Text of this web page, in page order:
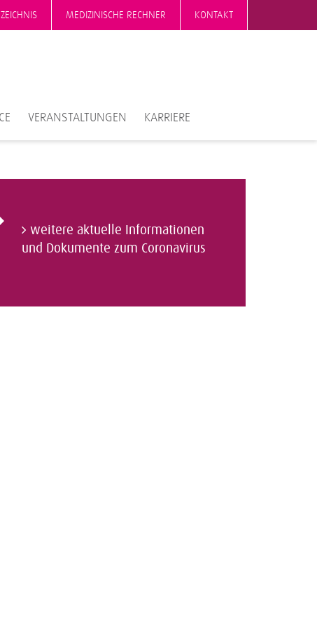
MEDIZINISCHE RECHNER KONTAKT
VERANSTALTUNGEN KARRIERE
weitere aktuelle Informationen
und Dokumente zum Coronavirus